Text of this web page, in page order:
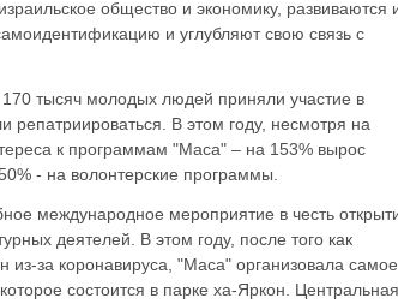
общество и экономику, развиваются
и углубляют свою связь с
тысяч молодых людей приняли участие в
В этом году, несмотря на
к программам "Маса" – на 153% вырос
- на волонтерские программы.
международное мероприятие в честь
деятелей. В этом году, после того как
за коронавируса, "Маса" организовала самое
состоится в парке ха-Яркон. Центральная